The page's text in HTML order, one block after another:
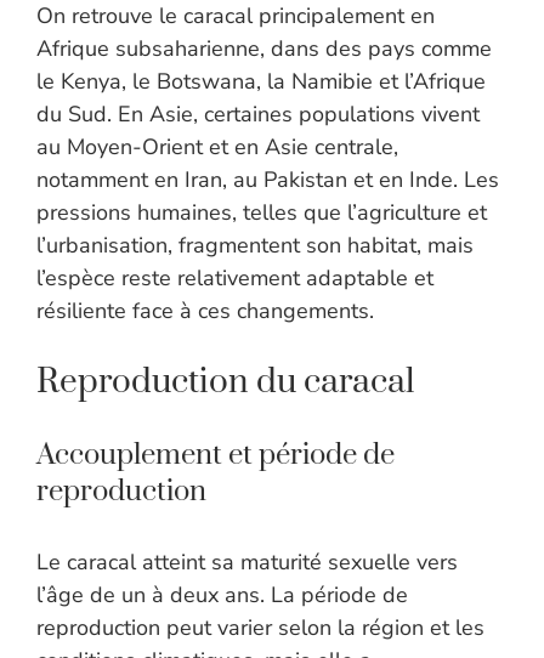
On retrouve le caracal principalement en
Afrique subsaharienne, dans des pays comme
le Kenya, le Botswana, la Namibie et l’Afrique
du Sud. En Asie, certaines populations vivent
au Moyen-Orient et en Asie centrale,
notamment en Iran, au Pakistan et en Inde. Les
pressions humaines, telles que l’agriculture et
l’urbanisation, fragmentent son habitat, mais
l’espèce reste relativement adaptable et
résiliente face à ces changements.
Reproduction du caracal
Accouplement et période de
reproduction
Le caracal atteint sa maturité sexuelle vers
l’âge de un à deux ans. La période de
reproduction peut varier selon la région et les